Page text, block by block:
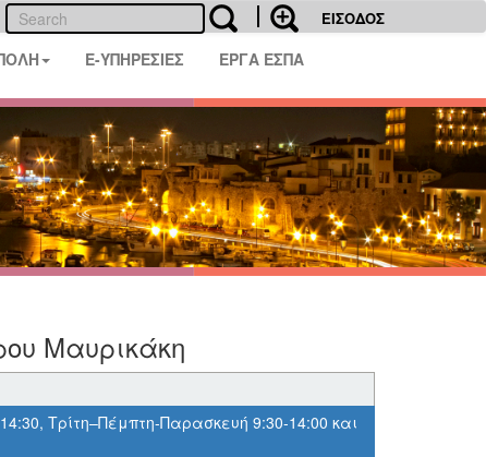
ΕΙΣΟΔΟΣ
E-ΥΠΗΡΕΣΙΕΣ ΕΡΓΑ ΕΣΠΑ
Μαυρικάκη
Τρίτη–Πέμπτη-Παρασκευή 9:30-14:00 και